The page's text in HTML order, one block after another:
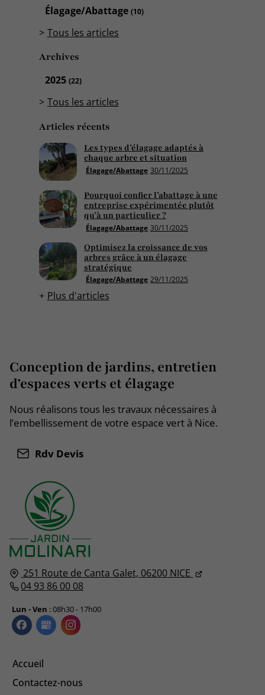
Élagage/Abattage (10)
Tous les articles
Archives
2025 (22)
Tous les articles
Articles récents
Élagage/Abattage 30/11/2025
Les types d’élagage adaptés à
chaque arbre et situation
Élagage/Abattage 30/11/2025
Pourquoi confier l’abattage à une
entreprise expérimentée plutôt
qu’à un particulier ?
Élagage/Abattage 29/11/2025
Optimisez la croissance de vos
arbres grâce à un élagage
stratégique
Plus d'articles
251 Route de Canta Galet, 06200 NICE
04 93 86 00 08
Lun - Ven : 08h30 - 17h00
Accueil
Contactez-nous
Conception de jardins, entretien
d’espaces verts et élagage
Nous réalisons tous les travaux nécessaires à
l’embellissement de votre espace vert à Nice.
Rdv Devis